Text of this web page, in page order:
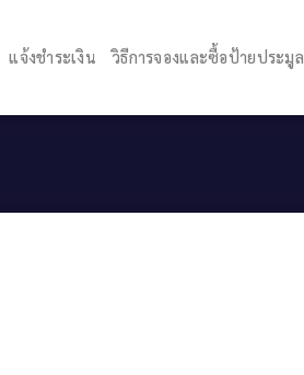
แจ้งชำระเงิน วิธีการจองและซื้อป้ายประมูล